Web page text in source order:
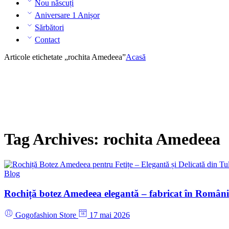
Nou născuți
Aniversare 1 Anișor
Sărbători
Contact
Articole etichetate „rochita Amedeea”Acasă
Tag Archives: rochita Amedeea
Blog
Rochiță botez Amedeea elegantă – fabricat în
Gogofashion Store
17 mai 2026